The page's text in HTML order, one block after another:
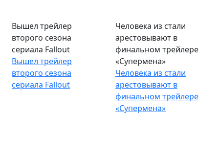
Вышел трейлер
второго сезона
сериала Fallout
Вышел трейлер
второго сезона
сериала Fallout
Человека из стали
арестовывают в
финальном трейлере
«Супермена»
Человека из стали
арестовывают в
финальном трейлере
«Супермена»